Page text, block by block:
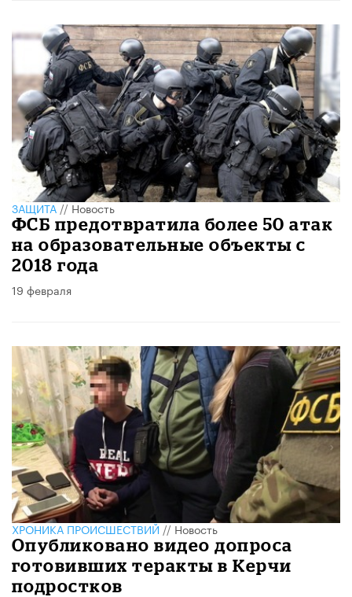
ЗАЩИТА//Новость
ФСБ предотвратила более 50 атак
на образовательные объекты с
2018 года
19 февраля
ХРОНИКА ПРОИСШЕСТВИЙ//Новость
Опубликовано видео допроса
готовивших теракты в Керчи
подростков